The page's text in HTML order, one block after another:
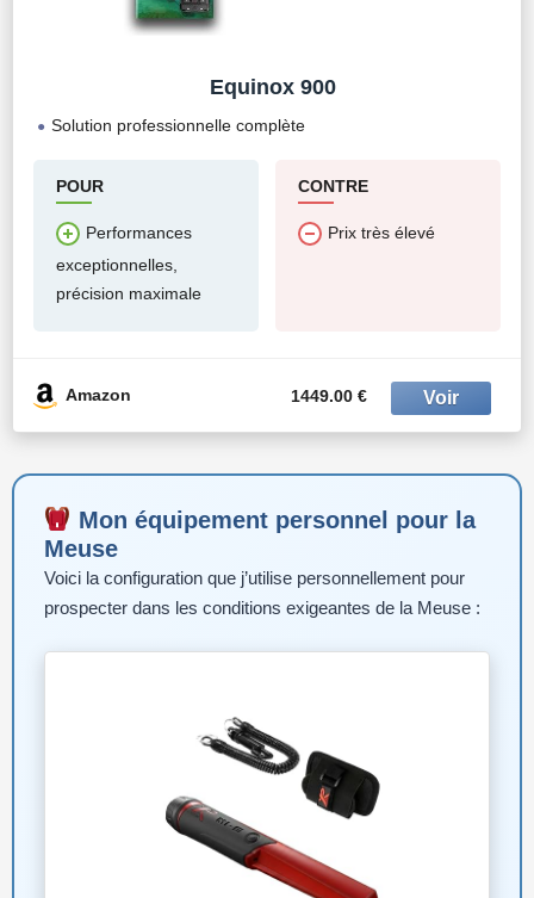
Equinox 900
Solution professionnelle complète
POUR
Performances
exceptionnelles,
précision maximale
CONTRE
Prix très élevé
Amazon 1449.00 €
Mon équipement personnel pour la
Meuse
Voici la configuration que j’utilise personnellement pour
prospecter dans les conditions exigeantes de la Meuse :